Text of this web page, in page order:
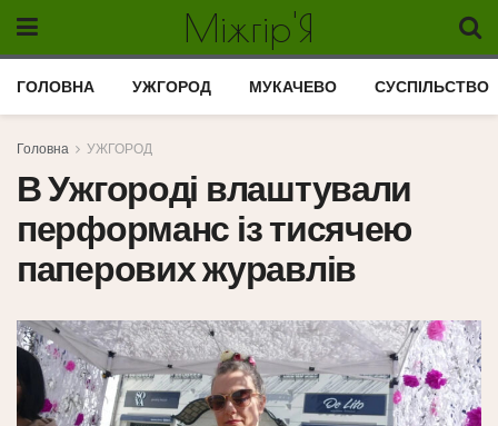
Міжгір'Я
ГОЛОВНА УЖГОРОД МУКАЧЕВО СУСПІЛЬСТВО
Головна УЖГОРОД
В Ужгороді влаштували
перформанс із тисячею
паперових журавлів